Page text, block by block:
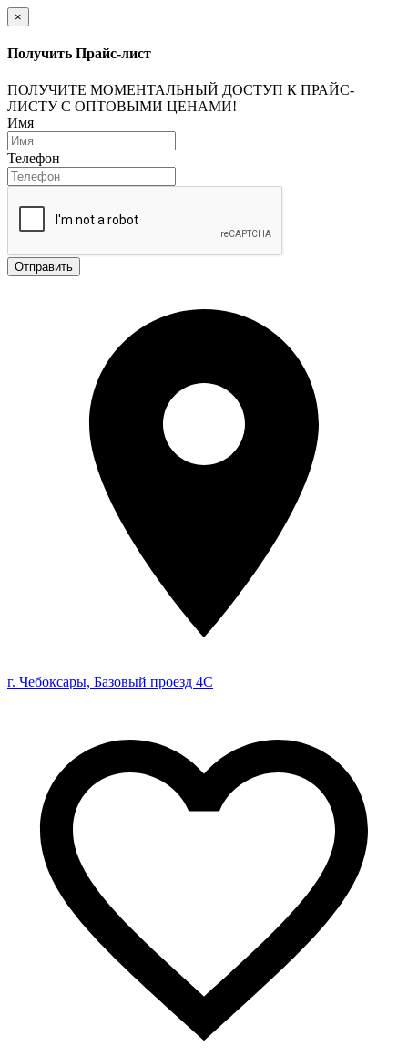
×
Получить Прайс-лист
ПОЛУЧИТЕ МОМЕНТАЛЬНЫЙ ДОСТУП К ПРАЙС-
ЛИСТУ С ОПТОВЫМИ ЦЕНАМИ!
Имя
Телефон
Отправить
г. Чебоксары, Базовый проезд 4С